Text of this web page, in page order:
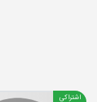
اشتراکی